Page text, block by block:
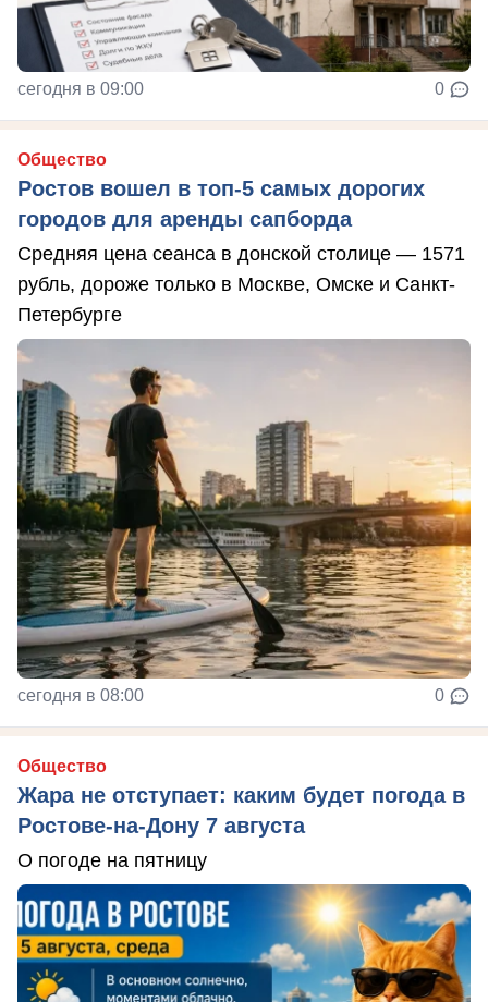
сегодня в 09:00 0
Общество
Ростов вошел в топ-5 самых дорогих
городов для аренды сапборда
Средняя цена сеанса в донской столице — 1571
рубль, дороже только в Москве, Омске и Санкт-
Петербурге
сегодня в 08:00 0
Общество
Жара не отступает: каким будет погода в
Ростове-на-Дону 7 августа
О погоде на пятницу